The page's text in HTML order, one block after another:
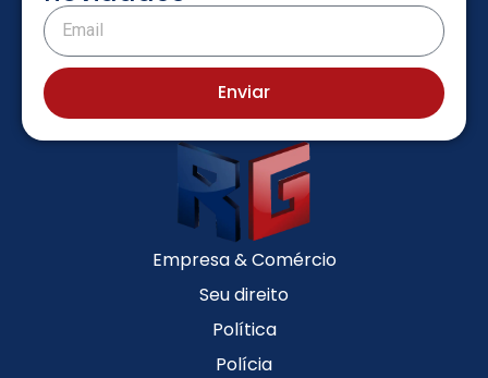
Enviar
Empresa & Comércio
Seu direito
Política
Polícia